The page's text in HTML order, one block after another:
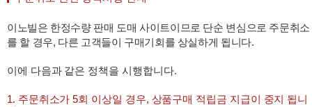
이노빌은 한정수량 판매 도매 사이트이므로 단순 변심으로 주문취소
를 할 경우, 다른 고객들이 구매기회를 상실하게 됩니다.
이에 다음과 같은 정책을 시행합니다.
1. 주문취소가 5회 이상일 경우, 상품구매 적립금 지급이 중지 됩니